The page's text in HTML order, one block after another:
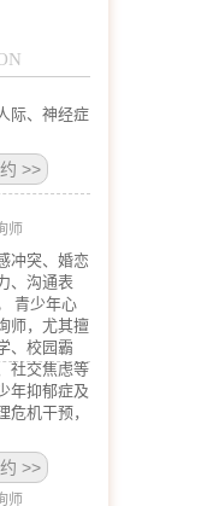
询师
际、神经症
约>>
师
冲突、婚恋
、沟通表
青少年心
师，尤其擅
、校园霸
社交焦虑等
年抑郁症及
危机干预，
约>>
师